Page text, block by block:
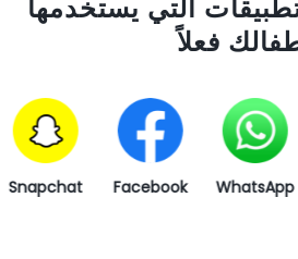
التي يستخدمها
فعلاً
WhatsApp
Facebook
Snapchat